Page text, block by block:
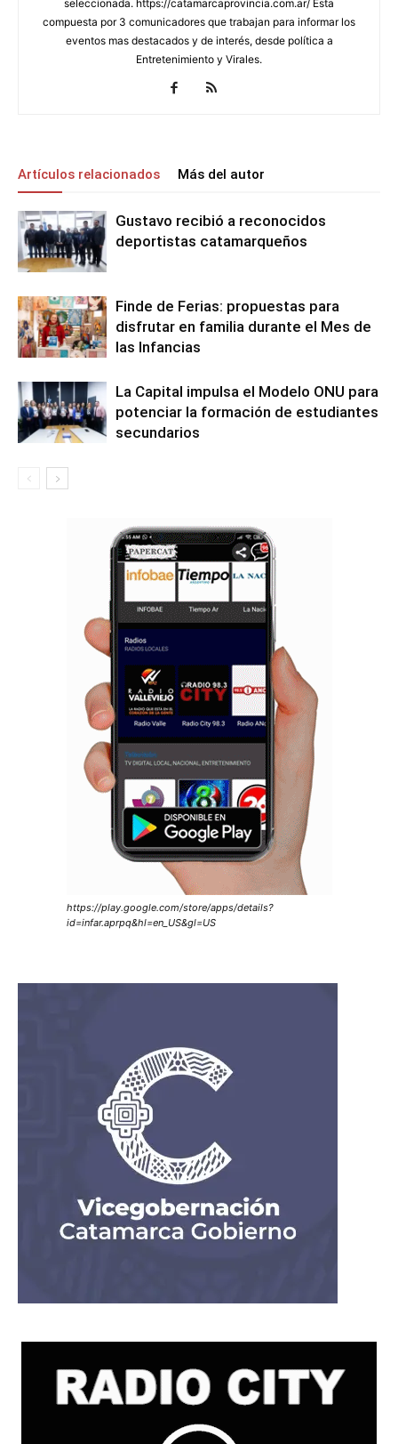
seleccionada. https://catamarcaprovincia.com.ar/ Esta
compuesta por 3 comunicadores que trabajan para informar los
eventos mas destacados y de interés, desde política a
Entretenimiento y Virales.
Artículos relacionados Más del autor
Gustavo recibió a reconocidos
deportistas catamarqueños
Finde de Ferias: propuestas para
disfrutar en familia durante el Mes de
las Infancias
La Capital impulsa el Modelo ONU para
potenciar la formación de estudiantes
secundarios
https://play.google.com/store/apps/details?
id=infar.aprpq&hl=en_US&gl=US